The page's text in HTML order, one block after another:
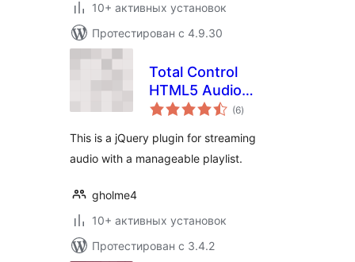
10+ активных установок
Протестирован с 4.9.30
Total Control
HTML5 Audio
Player Basic (6общий
рейтинг
)
This is a jQuery plugin for streaming
audio with a manageable playlist.
gholme4
10+ активных установок
Протестирован с 3.4.2